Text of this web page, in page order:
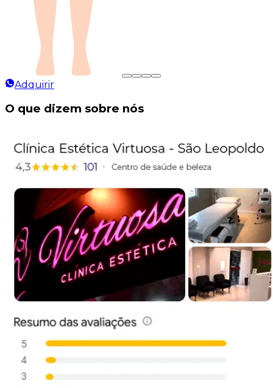
Adquirir
O que dizem sobre nós